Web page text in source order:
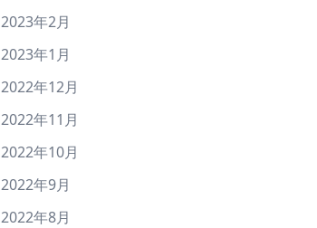
2023年2月
2023年1月
2022年12月
2022年11月
2022年10月
2022年9月
2022年8月